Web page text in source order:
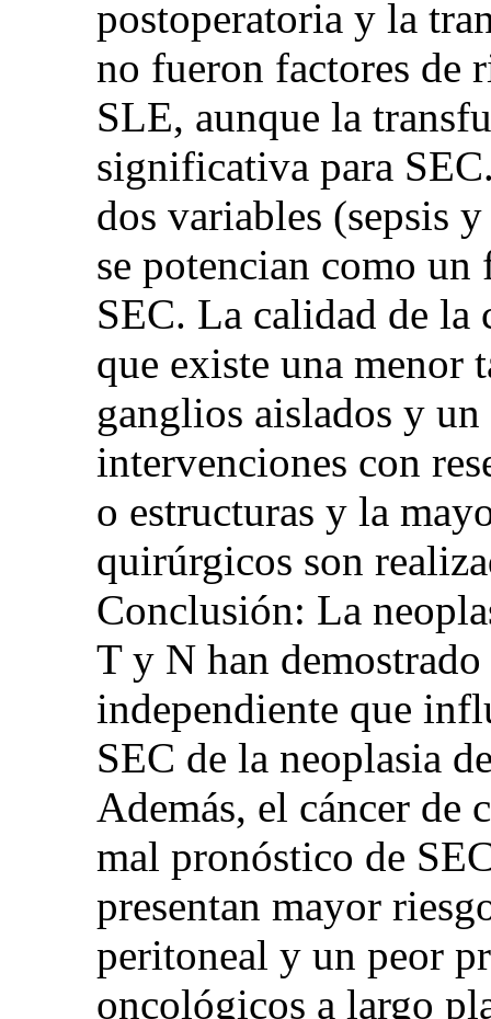
postoperatoria y la
no fueron factores de
SLE, aunque la
significativa para
dos variables (sepsis
se potencian como
SEC. La calidad de la
que existe una menor
ganglios aislados y
intervenciones con
o estructuras y la
quirúrgicos son
Conclusión: La
T y N han
independiente que
SEC de la neoplasia
Además, el cáncer de
mal pronóstico de
presentan mayor
peritoneal y un peor
oncológicos a largo